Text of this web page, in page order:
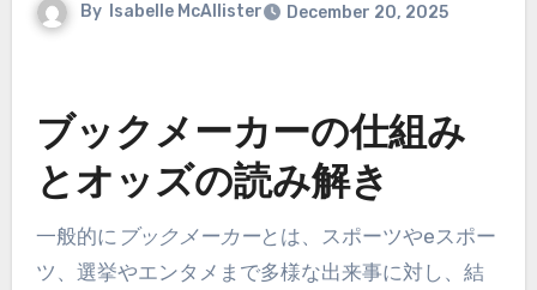
By Isabelle McAllister December 20, 2025
ブックメーカーの仕組み
とオッズの読み解き
一般的に ブックメーカーとは、スポーツやeスポー
ツ、選挙やエンタメまで多様な出来事に対し、結